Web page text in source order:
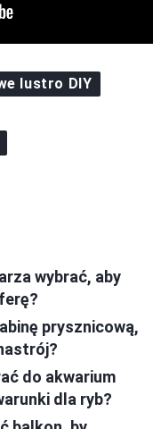
lustro DIY
wybrać, aby
prysznicową,
do akwarium
dla ryb?